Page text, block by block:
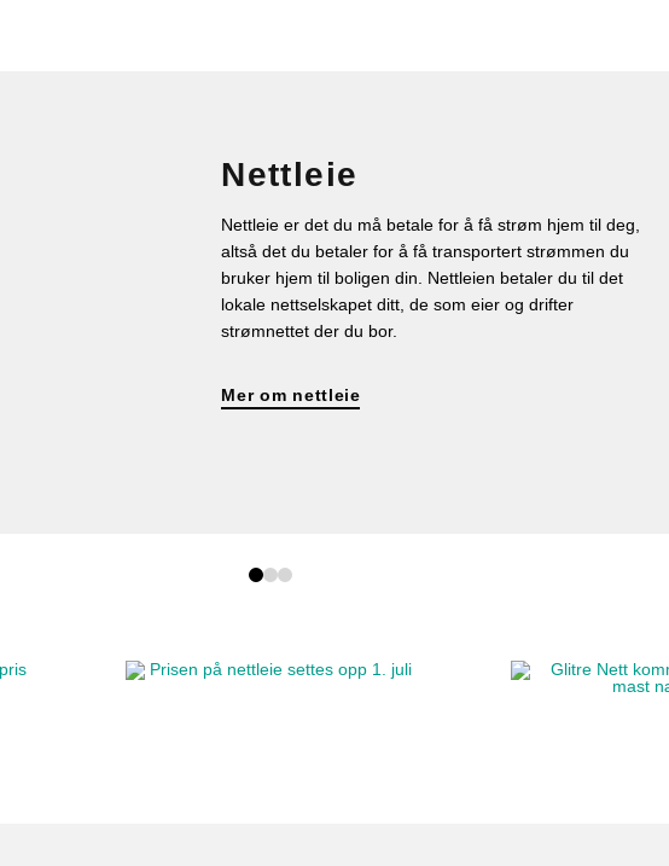
Nettleie
Nettleie er det du må betale for å få strøm hjem til deg,
altså det du betaler for å få transportert strømmen du
bruker hjem til boligen din. Nettleien betaler du til det
lokale nettselskapet ditt, de som eier og drifter
strømnettet der du bor.
Mer om nettleie
0 1 2